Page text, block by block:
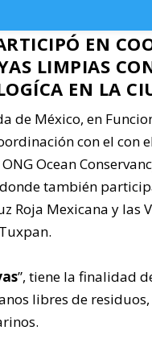
EN
LIMPIAS
EN LA
de México, en
con el con
Ocean
donde también
Roja Mexicana y las
”, tiene la finalidad
libres de